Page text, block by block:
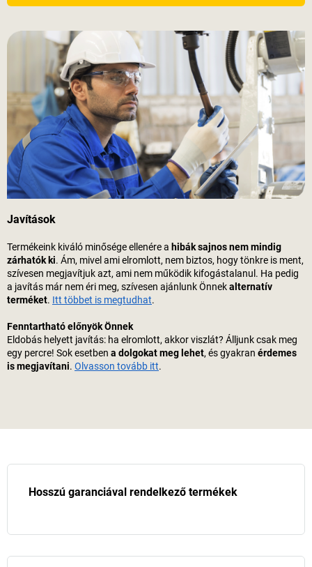
Javítások
Termékeink kiváló minősége ellenére a hibák sajnos nem mindig
zárhatók ki. Ám, mivel ami elromlott, nem biztos, hogy tönkre is ment,
szívesen megjavítjuk azt, ami nem működik kifogástalanul. Ha pedig
a javítás már nem éri meg, szívesen ajánlunk Önnekalternatív
terméket. Itt többet is megtudhat.
Fenntartható előnyök Önnek
Eldobás helyett javítás: ha elromlott, akkor viszlát? Álljunk csak meg
egy percre! Sok esetben a dolgokat meg lehet, és gyakran érdemes
is megjavítani. Olvasson tovább itt.
Hosszú garanciával rendelkező termékek